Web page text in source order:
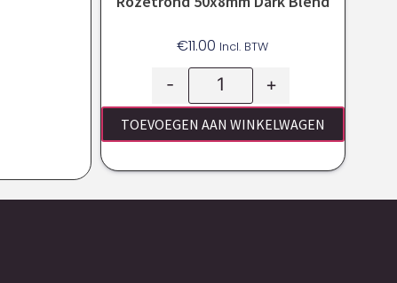
€11.00 Incl. BTW
- +
TOEVOEGEN AAN WINKELWAGEN